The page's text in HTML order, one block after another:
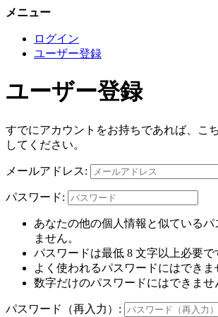
メニュー
ログイン
ユーザー登録
ユーザー登録
すでにアカウントをお持ちであれば、こ
してください。
メールアドレス:
パスワード:
あなたの他の個人情報と似ているパ
ません。
パスワードは最低 8 文字以上必要で
よく使われるパスワードにはできま
数字だけのパスワードにはできませ
パスワード（再入力）: